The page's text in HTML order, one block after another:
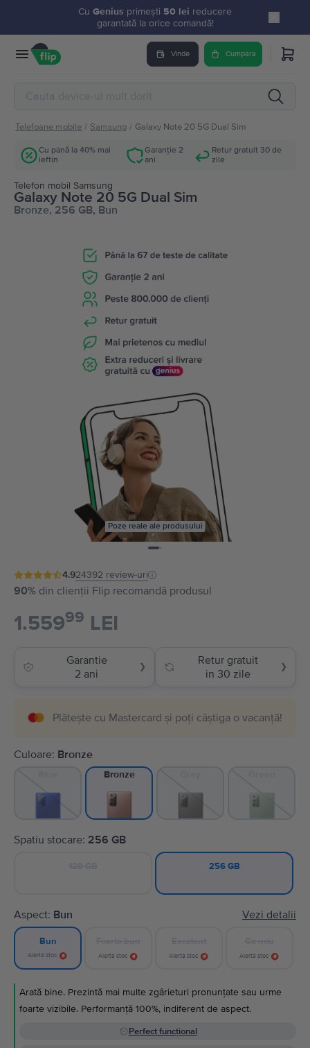
Cu Genius primești 50 lei reducere
garantată la orice comandă!
Vinde Cumpara
Telefoane mobile / Samsung / Galaxy Note 20 5G Dual Sim
Cu până la 40% mai
ieftin
Garanție 2
ani
Retur gratuit 30 de
zile
Telefon mobil Samsung
Galaxy Note 20 5G Dual Sim
Bronze, 256 GB, Bun
Poze reale ale produsului
4.924392 review-uri
90% din clienții Flip recomandă produsul
1.55999 LEI
Garantie
2 ani
❯
Retur gratuit
in 30 zile
❯
Plătește cu Mastercard și poți câștiga o vacanță!
Culoare: Bronze
Bronze
Spatiu stocare: 256 GB
256 GB
Aspect: Bun Vezi detalii
Bun
Alertă stoc Alertă stoc Alertă stoc Alertă stoc
Arată bine. Prezintă mai multe zgârieturi pronunțate sau urme
foarte vizibile. Performanță 100%, indiferent de aspect.
Perfect funcțional